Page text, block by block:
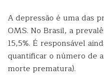
A depressão é uma das
OMS. No Brasil, a
15,5%. É responsável
quantificar o número de
morte prematura).